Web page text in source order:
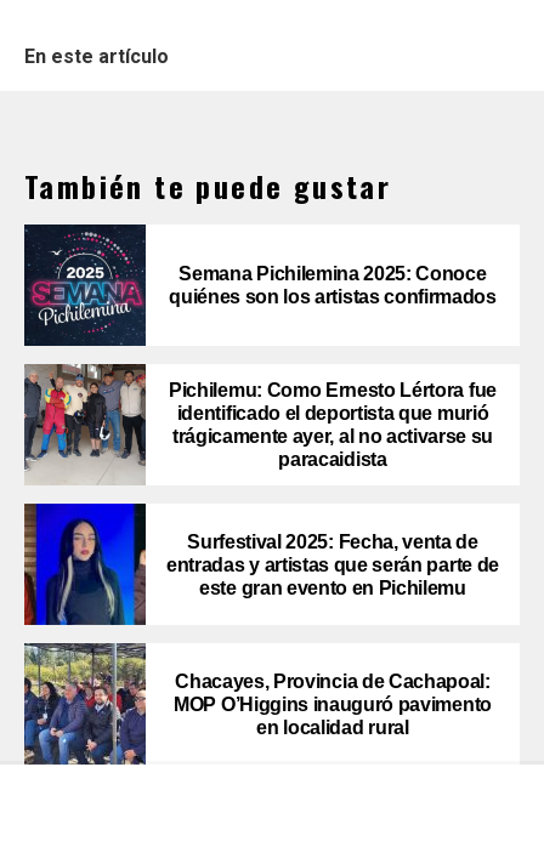
En este artículo
También te puede gustar
Semana Pichilemina 2025: Conoce
quiénes son los artistas confirmados
Pichilemu: Como Ernesto Lértora fue
identificado el deportista que murió
trágicamente ayer, al no activarse su
paracaidista
Surfestival 2025: Fecha, venta de
entradas y artistas que serán parte de
este gran evento en Pichilemu
Chacayes, Provincia de Cachapoal:
MOP O’Higgins inauguró pavimento
en localidad rural